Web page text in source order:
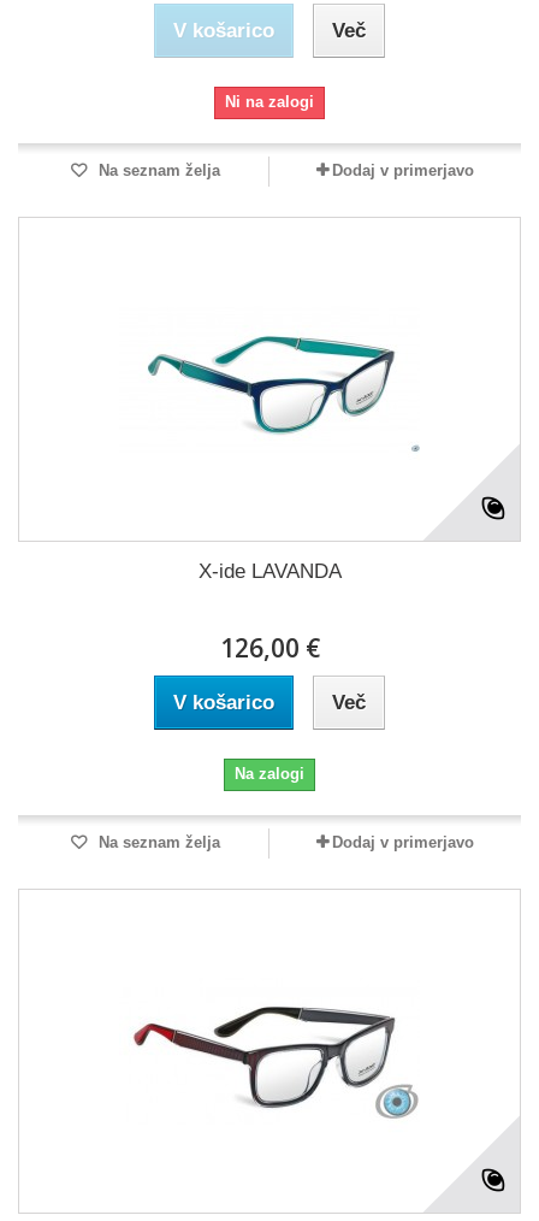
V košarico Več
Ni na zalogi
Na seznam želja Dodaj v primerjavo
X-ide LAVANDA
126,00 €
V košarico Več
Na zalogi
Na seznam želja Dodaj v primerjavo